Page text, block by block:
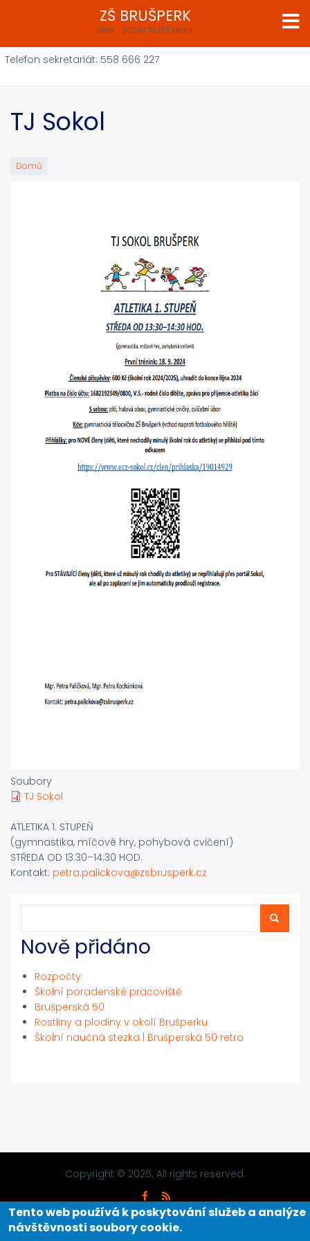
obsahu
ZŠ BRUŠPERK
1950 – 2020 | 70 LET ŠKOLY
Telefon sekretariát: 558 666 227
TJ Sokol
Domů
Soubory
TJ Sokol
ATLETIKA 1. STUPEŇ
(gymnastika, míčové hry, pohybová cvičení)
STŘEDA OD 13:30–14:30 HOD.
Kontakt: petra.palickova@zsbrusperk.cz
Nově přidáno
Rozpočty
Školní poradenské pracoviště
Brušperská 50
Rostliny a plodiny v okolí Brušperku
Školní naučná stezka | Brušperská 50 retro
Copyright © 2026. All rights reserved.
Designed ByZymphonies
Tento web používá k poskytování služeb a analýze
návštěvnosti soubory cookie.